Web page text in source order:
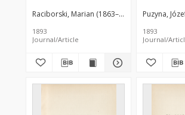
IX)
Raciborski, Marian (1863–1917)
1893
Journal/Article
kołem
elementu
w tekscie)
Puzyna,
1893
Journal/